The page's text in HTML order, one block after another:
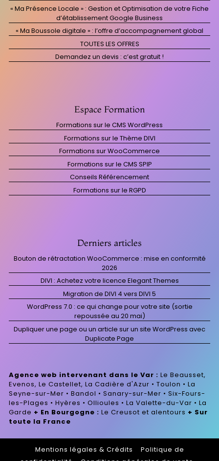
« Ma Présence Locale » : Gestion et Optimisation de votre Fiche
d’établissement Google Business
« Ma Boussole digitale » : l’offre d’accompagnement global
TOUTES LES OFFRES
Demandez un devis : c’est gratuit !
Espace Formation
Formations sur le CMS WordPress
Formations sur le Thème DIVI
Formations sur WooCommerce
Formations sur le CMS SPIP
Conseils Référencement
Formations sur le RGPD
Derniers articles
Bouton de rétractation WooCommerce : mise en conformité
2026
DIVI : Achetez votre licence Elegant Themes
Migration de DIVI 4 vers DIVI 5
WordPress 7.0 : ce qui change pour votre site (sortie
repoussée au 20 mai)
Dupliquer une page ou un article sur un site WordPress avec
Duplicate Page
Agence web intervenant dans le Var : Le Beausset,
Evenos, Le Castellet, La Cadière d'Azur • Toulon • La
Seyne-sur-Mer • Bandol • Sanary-sur-Mer • Six-Fours-
les-Plages • Hyères • Ollioules • La Valette-du-Var • La
Garde + En Bourgogne : Le Creusot et alentours + Sur
toute la France
Mentions légales & Crédits
Politique de